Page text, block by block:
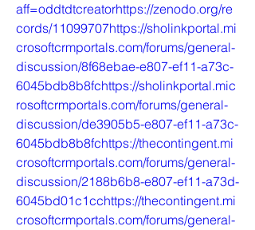
aff=oddtdtcreatorhttps://zenodo.org/re
cords/11099707https://sholinkportal.mi
crosoftcrmportals.com/forums/general-
discussion/8f68ebae-e807-ef11-a73c-
6045bdb8b8fchttps://sholinkportal.mic
rosoftcrmportals.com/forums/general-
discussion/de3905b5-e807-ef11-a73c-
6045bdb8b8fchttps://thecontingent.mi
crosoftcrmportals.com/forums/general-
discussion/2188b6b8-e807-ef11-a73d-
6045bd01c1cchttps://thecontingent.mi
crosoftcrmportals.com/forums/general-